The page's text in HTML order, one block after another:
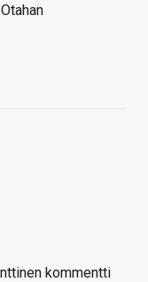
kommentti